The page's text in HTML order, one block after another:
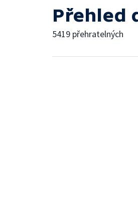
Přehled
5419 přehratelných